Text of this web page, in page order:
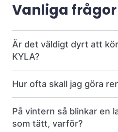
Vanliga
Är det väldigt dyrt att
KYLA?
Hur ofta skall jag göra
På vintern så blinkar en
som tätt, varför?